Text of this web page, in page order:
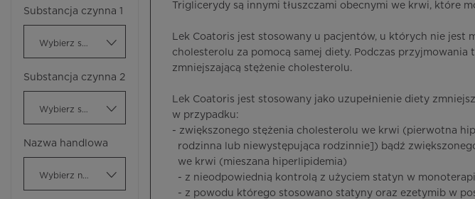
Substancja czynna 1
Substancja czynna 2
Nazwa handlowa
Triglicerydy są innymi tłuszczami obecnymi we krwi, które
Lek Coatoris jest stosowany u pacjentów, u których nie jest
cholesterolu za pomocą samej diety. Podczas przyjmowania
zmniejszającą stężenie cholesterolu.
Lek Coatoris jest stosowany jako uzupełnienie diety
w przypadku:
- zwiększonego stężenia cholesterolu we krwi (pierwotna
rodzinna lub niewystępująca rodzinnie]) bądź
we krwi (mieszana hiperlipidemia)
- z nieodpowiednią kontrolą z użyciem statyn w
- z powodu którego stosowano statyny oraz ezetymib w